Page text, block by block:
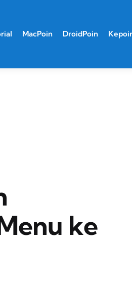
MacPoin DroidPoin
ke